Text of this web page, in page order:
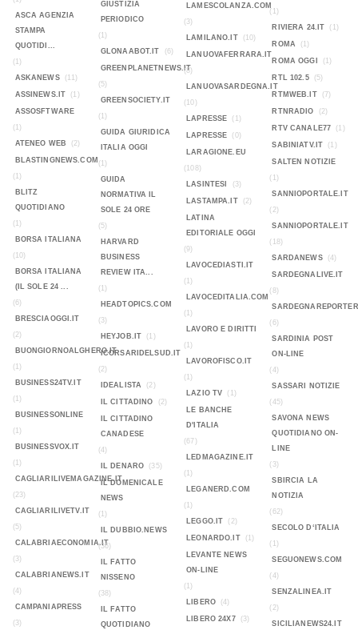
ASCA AGENZIA
STAMPA
QUOTIDI...
(1)
ASKANEWS
(11)
ASSINEWS.IT (1)
ASSOSFTWARE
(1)
ATENEO WEB
(2)
BLASTINGNEWS.COM
(1)
BLITZ
QUOTIDIANO
(1)
BORSA ITALIANA
(10)
BORSA ITALIANA
(IL SOLE 24 ...
(6)
BRESCIAOGGI.IT
(2)
BUONGIORNOALGHERO.IT
(1)
BUSINESS24TV.IT
(1)
BUSINESSONLINE
(1)
BUSINESSVOX.IT
(1)
CAGLIARILIVEMAGAZINE.IT
(23)
CAGLIARILIVETV.IT
(5)
CALABRIAECONOMIA.IT
(3)
CALABRIANEWS.IT
(4)
CAMPANIAPRESS
(3)
GIUSTIZIA
PERIODICO
(1)
GLONAABOT.IT
(6)
GREENPLANETNEWS.IT
(5)
GREENSOCIETY.IT
(1)
GUIDA GIURIDICA
ITALIA OGGI
(1)
GUIDA
NORMATIVA IL
SOLE 24 ORE
(5)
HARVARD
BUSINESS
REVIEW ITA...
(1)
HEADTOPICS.COM
(3)
HEYJOB.IT
(1)
ICORSARIDELSUD.IT
(2)
IDEALISTA
(2)
IL CITTADINO (2)
IL CITTADINO
CANADESE
(4)
IL DENARO
(35)
IL DOMENICALE
NEWS
(1)
IL DUBBIO.NEWS
(36)
IL FATTO
NISSENO
(38)
IL FATTO
QUOTIDIANO
LAMESCOLANZA.COM
(3)
LAMILANO.IT
(10)
LANUOVAFERRARA.IT
(8)
LANUOVASARDEGNA.IT
(10)
LAPRESSE
(1)
LAPRESSE (0)
LARAGIONE.EU
(108)
LASINTESI
(3)
LASTAMPA.IT (2)
LATINA
EDITORIALE OGGI
(9)
LAVOCEDIASTI.IT
(1)
LAVOCEDITALIA.COM
(1)
LAVORO E DIRITTI
(1)
LAVOROFISCO.IT
(1)
LAZIO TV
(1)
LE BANCHE
D'ITALIA
(67)
LEDMAGAZINE.IT
(1)
LEGANERD.COM
(1)
LEGGO.IT
(2)
LEONARDO.IT (1)
LEVANTE NEWS
ON-LINE
(1)
LIBERO
(4)
LIBERO 24X7 (3)
(1)
RIVIERA 24.IT
(1)
ROMA (1)
ROMA OGGI (1)
RTL 102.5 (5)
RTMWEB.IT (7)
RTNRADIO (2)
RTV CANALE77 (1)
SABINIATV.IT (1)
SALTEN NOTIZIE
(1)
SANNIOPORTALE.IT
(2)
SANNIOPORTALE.IT
(18)
SARDANEWS
(4)
SARDEGNALIVE.IT
(8)
(6)
SARDINIA POST
ON-LINE
(4)
SASSARI NOTIZIE
(45)
SAVONA NEWS
QUOTIDIANO ON-
LINE
(3)
SBIRCIA LA
NOTIZIA
(62)
SECOLO D‘ITALIA
(1)
SEGUONEWS.COM
(4)
SENZALINEA.IT
(2)
SICILIANEWS24.IT